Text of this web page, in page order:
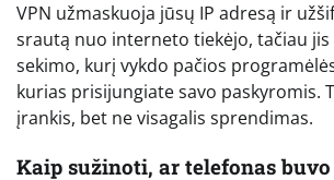
VPN užmaskuoja jūsų IP adresą ir
srautą nuo interneto tiekėjo, tačiau
sekimo, kurį vykdo pačios
kurias prisijungiate savo paskyromis.
įrankis, bet ne visagalis sprendimas.
Kaip sužinoti, ar telefonas